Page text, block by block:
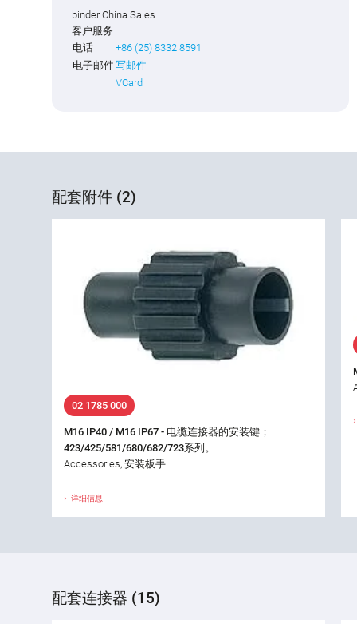
binder China Sales
客户服务
电话
+86 (25) 8332 8591
电子邮件写邮件
VCard
配套附件 (2)
02 1785 000
M16 IP40 / M16 IP67 - 电缆连接器的安装键；
423/425/581/680/682/723系列。
Accessories, 安装板手
详细信息
配套连接器 (15)